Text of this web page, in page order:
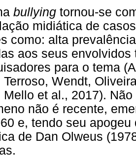
bullying tornou-se
midiática de
como: alta
aos seus
para o tema
Terroso, Wendt,
Mello et al., 2017).
não é recente,
e, tendo seu
de Dan Olweus